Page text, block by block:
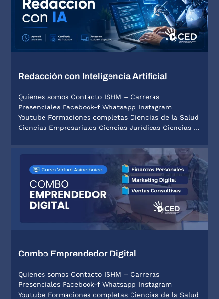
Redacción con Inteligencia Artificial
Quienes somos Contacto ISHM – Carreras
Presenciales Facebook-f Whatsapp Instagram
Youtube Formaciones completas Ciencias de la Salud
Ciencias Empresariales Ciencias Jurídicas Ciencias …
Combo Emprendedor Digital
Quienes somos Contacto ISHM – Carreras
Presenciales Facebook-f Whatsapp Instagram
Youtube Formaciones completas Ciencias de la Salud